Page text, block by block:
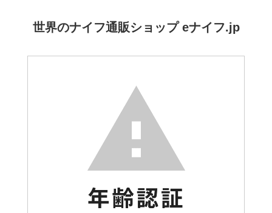
世界のナイフ通販ショップ eナイフ.jp